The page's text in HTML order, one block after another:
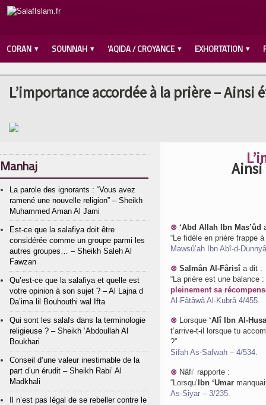
CORAN SOUNNAH ‘AQIDA / CROYANCE EXHORTATION
L’importance accordée à la prière – Ainsi
Ainsi
⊗ ‘Abd Allah Ibn Mas’ûd
“Le fidèle en prière frappe
Mawsû’ah Ibn Abî-d-
⊗ Salmân Al-Fârisî a dit :
“La prière est une balance :
pleinement sa
Al-Fâtâwâ Al-Kubrâ 4/455.
⊗ Lorsque ‘Alî Ibn Al-
t’arrive-t-il lorsque tu
?”
Sifah As-Safwah – 4/534.
⊗ Nâfi’ rapporte :
“Lorsqu’ Ibn ‘Umar
As-Siyar – 3/235.
Manhaj
La parole des ignorants : “Vous avez
ramené une nouvelle religion” – Sheikh
Muhammed Aman Al Jami
Est-ce que la salafiya doit être
considérée comme un groupe parmi les
autres groupes… – Sheikh Saleh Al
Fawzan
Qu’est-ce que la salafiya et quelle est
votre opinion à son sujet ? – Al Lajna d
Da’ima lil Bouhouthi wal Ifta
Qui sont les salafs dans la terminologie
religieuse ? – Sheikh ‘Abdoullah Al
Boukhari
Conseil d’une valeur inestimable de la
part d’un érudit – Sheikh Rabi’ Al
Madkhali
Il n’est pas légal de se rebeller contre le